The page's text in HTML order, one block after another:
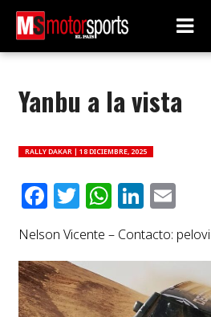
Yanbu a la vista
RALLY DAKAR | 18 DICIEMBRE, 2025
Facebook
Twitter
Nelson Vicente – Contacto: